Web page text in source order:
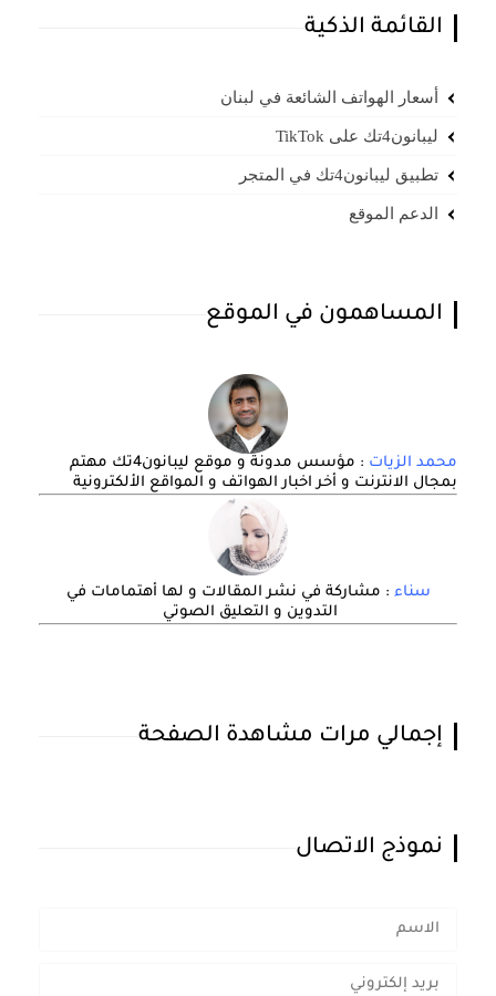
القائمة الذكية
أسعار الهواتف الشائعة في لبنان
ليبانون4تك على TikTok
تطبيق ليبانون4تك في المتجر
الدعم الموقع
المساهمون في الموقع
محمد الزيات
: مؤسس مدونة و موقع ليبانون4تك مهتم
بمجال الانترنت و أخر اخبار الهواتف و المواقع الألكترونية
سناء : مشاركة في نشر المقالات و لها أهتمامات في
التدوين و التعليق الصوتي
إجمالي مرات مشاهدة الصفحة
نموذج الاتصال